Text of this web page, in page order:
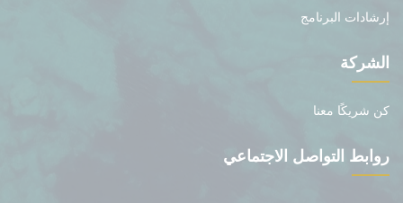
إرشادات البرنامج
الشركة
كن شريكًا معنا
روابط التواصل الاجتماعي